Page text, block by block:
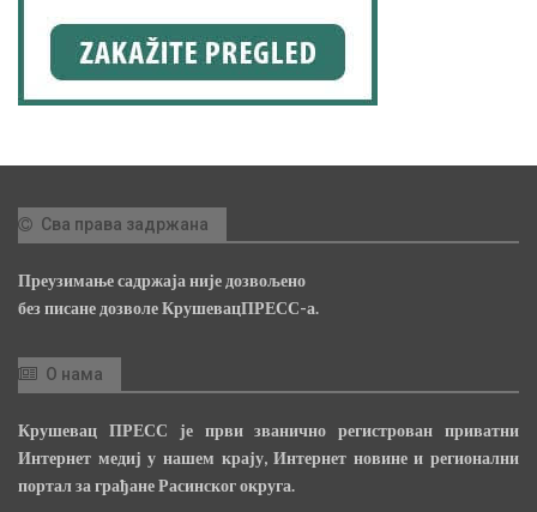
Сва права задржана
Преузимање садржаја није дозвољено
без писане дозволе КрушевацПРЕСС-а.
О нама
Крушевац ПРЕСС је први званично регистрован приватни
Интернет медиј у нашем крају, Интернет новине и регионални
портал за грађане Расинског округа.